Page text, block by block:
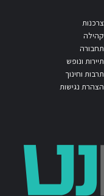
צרכנות
קהילה
תחבורה
תיירות ונופש
תרבות וחינוך
הצהרת נגישות